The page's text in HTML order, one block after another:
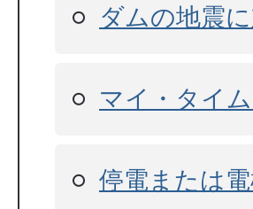
ダムの地震
マイ・タイ
停電または